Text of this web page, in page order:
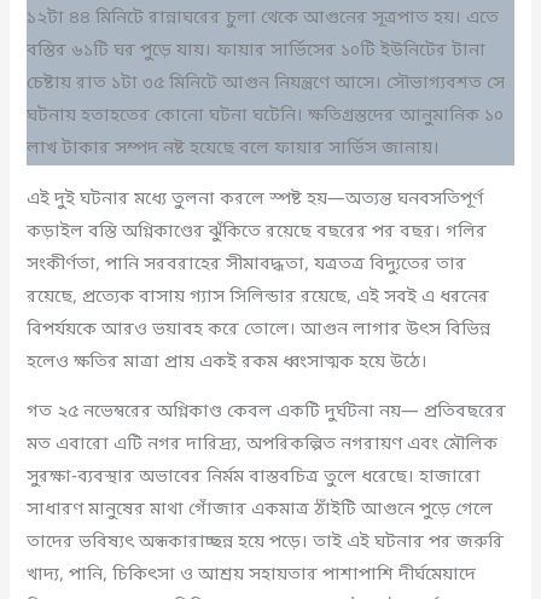
১২টা ৪৪ মিনিটে রান্নাঘরের চুলা থেকে আগুনের সূত্রপাত হয়। এতে
বস্তির ৬১টি ঘর পুড়ে যায়। ফায়ার সার্ভিসের ১০টি ইউনিটের টানা
চেষ্টায় রাত ১টা ৩৫ মিনিটে আগুন নিয়ন্ত্রণে আসে। সৌভাগ্যবশত সে
ঘটনায় হতাহতের কোনো ঘটনা ঘটেনি। ক্ষতিগ্রস্তদের আনুমানিক ১০
লাখ টাকার সম্পদ নষ্ট হয়েছে বলে ফায়ার সার্ভিস জানায়।
এই দুই ঘটনার মধ্যে তুলনা করলে স্পষ্ট হয়—অত্যন্ত ঘনবসতিপূর্ণ
কড়াইল বস্তি অগ্নিকাণ্ডের ঝুঁকিতে রয়েছে বছরের পর বছর। গলির
সংকীর্ণতা, পানি সরবরাহের সীমাবদ্ধতা, যত্রতত্র বিদ্যুতের তার
রয়েছে, প্রত্যেক বাসায় গ্যাস সিলিন্ডার রয়েছে, এই সবই এ ধরনের
বিপর্যয়কে আরও ভয়াবহ করে তোলে। আগুন লাগার উৎস বিভিন্ন
হলেও ক্ষতির মাত্রা প্রায় একই রকম ধ্বংসাত্মক হয়ে উঠে।
গত ২৫ নভেম্বরের অগ্নিকাণ্ড কেবল একটি দুর্ঘটনা নয়— প্রতিবছরের
মত এবারো এটি নগর দারিদ্র্য, অপরিকল্পিত নগরায়ণ এবং মৌলিক
সুরক্ষা-ব্যবস্থার অভাবের নির্মম বাস্তবচিত্র তুলে ধরেছে। হাজারো
সাধারণ মানুষের মাথা গোঁজার একমাত্র ঠাঁইটি আগুনে পুড়ে গেলে
তাদের ভবিষ্যৎ অন্ধকারাচ্ছন্ন হয়ে পড়ে। তাই এই ঘটনার পর জরুরি
খাদ্য, পানি, চিকিৎসা ও আশ্রয় সহায়তার পাশাপাশি দীর্ঘমেয়াদে